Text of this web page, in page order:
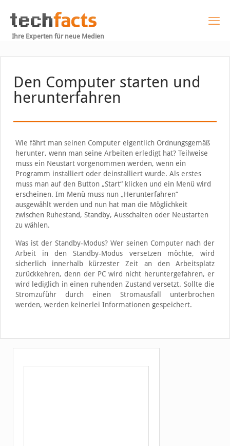
Ihre Experten für neue Medien
Den Computer starten und
herunterfahren
Wie fährt man seinen Computer eigentlich Ordnungsgemäß
herunter, wenn man seine Arbeiten erledigt hat? Teilweise
muss ein Neustart vorgenommen werden, wenn ein
Programm installiert oder deinstalliert wurde. Als erstes
muss man auf den Button „Start“ klicken und ein Menü wird
erscheinen. Im Menü muss nun „Herunterfahren“
ausgewählt werden und nun hat man die Möglichkeit
zwischen Ruhestand, Standby, Ausschalten oder Neustarten
zu wählen.
Was ist der Standby-Modus? Wer seinen Computer nach der
Arbeit in den Standby-Modus versetzen möchte, wird
sicherlich innerhalb kürzester Zeit an den Arbeitsplatz
zurückkehren, denn der PC wird nicht heruntergefahren, er
wird lediglich in einen ruhenden Zustand versetzt. Sollte die
Stromzuführ durch einen Stromausfall unterbrochen
werden, werden keinerlei Informationen gespeichert.